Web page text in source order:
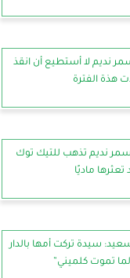
نديم لا أستطيع أن انقذ
هذة الفترة
نديم تذهب للتيك توك
تعثرها ماديًا
سيدة تركت أمها بالدار
تموت كلميني”